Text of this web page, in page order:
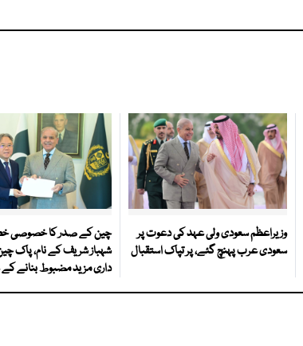
وزیراعظم سعودی ولی عہد کی دعوت پر
سعودی عرب پہنچ گئے، پر تپاک استقبال
چین کے صدر کا خصوصی
شہباز شریف کے نام، پاک
داری مزید مضبوط بنانے کے